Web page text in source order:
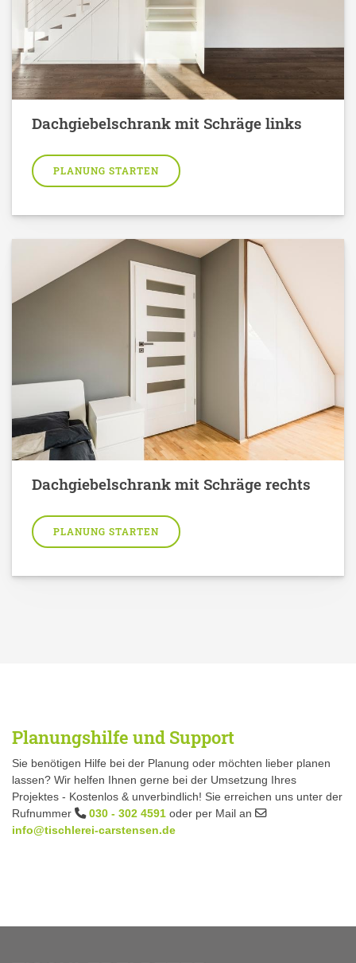
Dachgiebelschrank mit Schräge links
PLANUNG STARTEN
Dachgiebelschrank mit Schräge rechts
PLANUNG STARTEN
Planungshilfe und Support
Sie benötigen Hilfe bei der Planung oder möchten lieber planen
lassen? Wir helfen Ihnen gerne bei der Umsetzung Ihres
Projektes - Kostenlos & unverbindlich! Sie erreichen uns unter der
Rufnummer
030 - 302 4591 oder per Mail an
info@tischlerei-carstensen.de